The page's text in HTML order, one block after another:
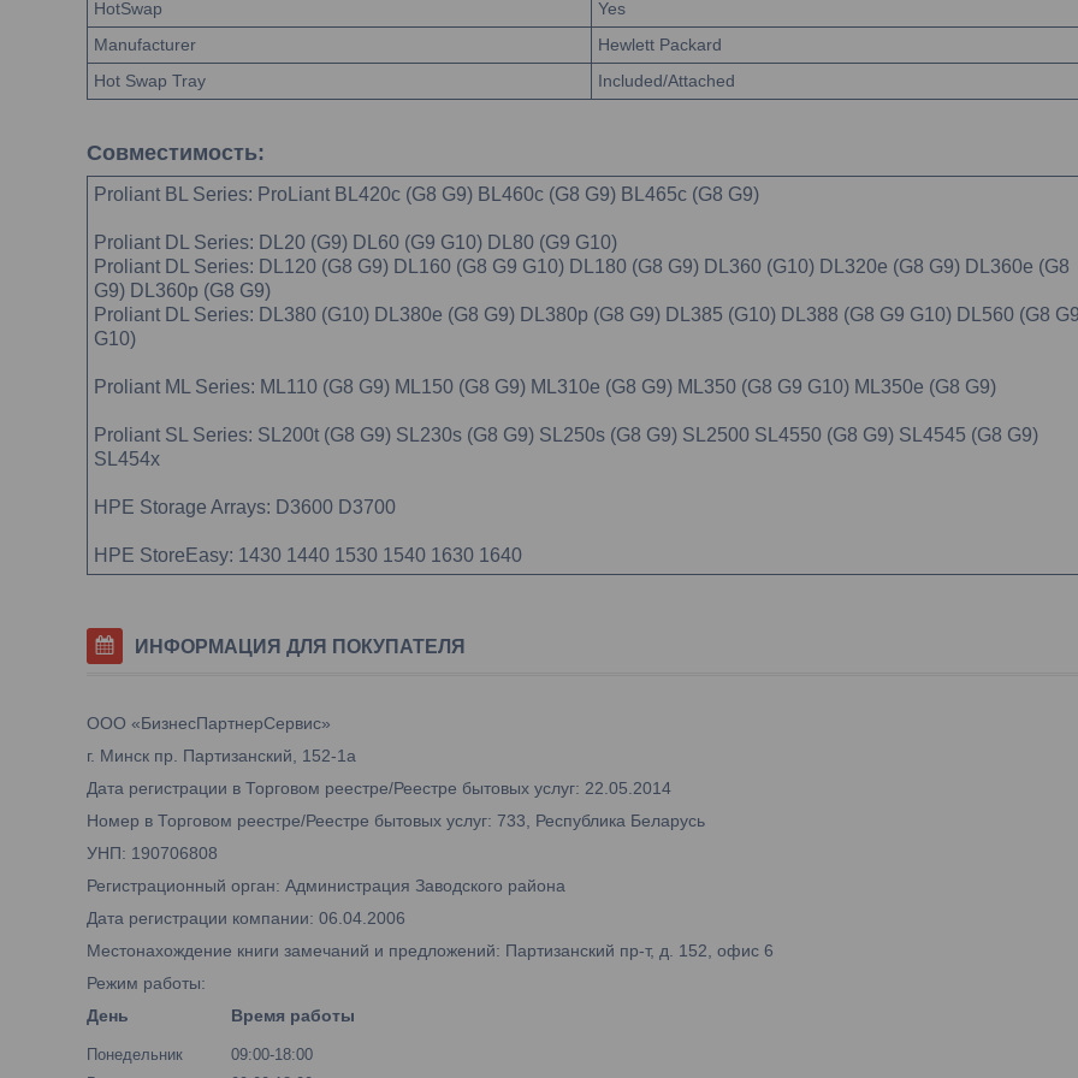
HotSwap
Yes
Manufacturer
Hewlett Packard
Hot Swap Tray
Included/Attached
Совместимость:
Proliant BL Series: ProLiant BL420c (G8 G9) BL460c (G8 G9) BL465c (G8 G9)
Proliant DL Series: DL20 (G9) DL60 (G9 G10) DL80 (G9 G10)
Proliant DL Series: DL120 (G8 G9) DL160 (G8 G9 G10) DL180 (G8 G9) DL360 (G10) DL320e (G8 G9) DL360e (G8
G9) DL360p (G8 G9)
Proliant DL Series: DL380 (G10) DL380e (G8 G9) DL380p (G8 G9) DL385 (G10) DL388 (G8 G9 G10) DL560 (G8
G10)
Proliant ML Series: ML110 (G8 G9) ML150 (G8 G9) ML310e (G8 G9) ML350 (G8 G9 G10) ML350e (G8 G9)
Proliant SL Series: SL200t (G8 G9) SL230s (G8 G9) SL250s (G8 G9) SL2500 SL4550 (G8 G9) SL4545 (G8 G9)
SL454x
HPE Storage Arrays: D3600 D3700
HPE StoreEasy: 1430 1440 1530 1540 1630 1640
ИНФОРМАЦИЯ ДЛЯ ПОКУПАТЕЛЯ
ООО «БизнесПартнерСервис»
г. Минск пр. Партизанский, 152-1а
Дата регистрации в Торговом реестре/Реестре бытовых услуг: 22.05.2014
Номер в Торговом реестре/Реестре бытовых услуг: 733, Республика Беларусь
УНП: 190706808
Регистрационный орган: Администрация Заводского района
Дата регистрации компании: 06.04.2006
Местонахождение книги замечаний и предложений: Партизанский пр-т, д. 152, офис 6
Режим работы:
День
Время работы
Понедельник
09:00-18:00